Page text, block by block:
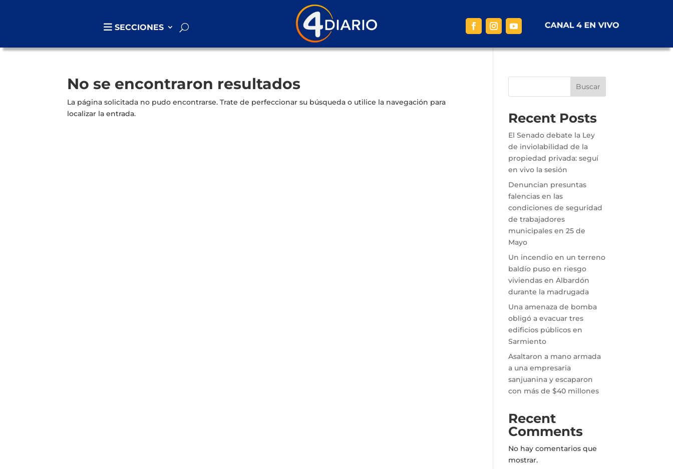
SECCIONES
No se encontraron resultados
La página solicitada no pudo encontrarse. Trate de perfeccionar su búsqueda o utilice la navegación para
localizar la entrada.
Buscar
Recent Posts
El Senado debate la Ley
de inviolabilidad de la
propiedad privada: seguí
en vivo la sesión
Denuncian presuntas
falencias en las
condiciones de seguridad
de trabajadores
municipales en 25 de
Mayo
Un incendio en un terreno
baldío puso en riesgo
viviendas en Albardón
durante la madrugada
Una amenaza de bomba
obligó a evacuar tres
edificios públicos en
Sarmiento
Asaltaron a mano armada
a una empresaria
sanjuanina y escaparon
con más de $40 millones
Recent
Comments
No hay comentarios que
mostrar.